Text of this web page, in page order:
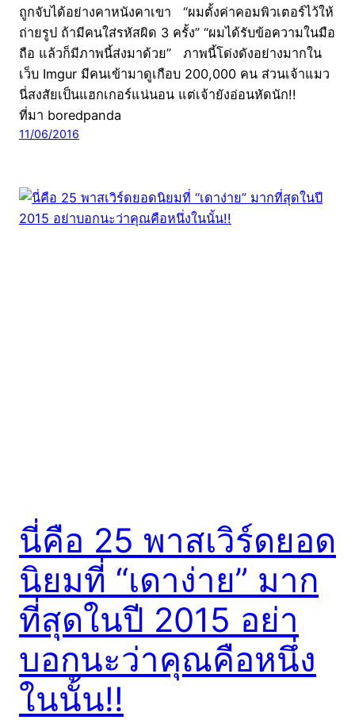
ถูกจับได้อย่างคาหนังคาเขา “ผมตั้งค่าคอมพิวเตอร์ไว้ให้
ถ่ายรูป ถ้ามีคนใส่รหัสผิด 3 ครั้ง” “ผมได้รับข้อความในมือ
ถือ แล้วก็มีภาพนี้ส่งมาด้วย” ภาพนี้โด่งดังอย่างมากใน
เว็บ Imgur มีคนเข้ามาดูเกือบ 200,000 คน ส่วนเจ้าแมว
นี่สงสัยเป็นแฮกเกอร์แน่นอน แต่เจ้ายังอ่อนหัดนัก!!
ที่มา boredpanda
11/06/2016
นี่คือ 25 พาสเวิร์ดยอด
นิยมที่ “เดาง่าย” มาก
ที่สุดในปี 2015 อย่า
บอกนะว่าคุณคือหนึ่ง
ในนั้น!!